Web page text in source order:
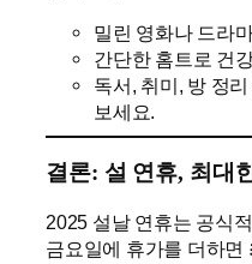
밀린 영화나 드라
간단한 홈트로 건
독서, 취미, 방 정
보세요.
결론: 설 연휴, 최대
2025 설날 연휴는 공식
금요일에 휴가를 더하면